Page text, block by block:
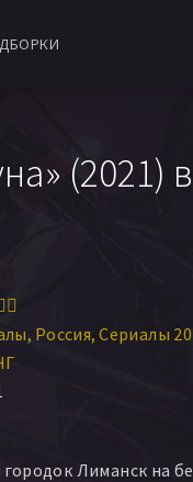
(2021)
Россия Сериалы
Лиманск на